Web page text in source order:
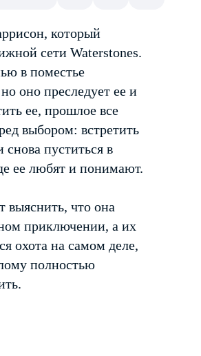
который
сети Waterstones.
в поместье
оно преследует ее и
ее, прошлое все
выбором: встретить
пуститься в
ее любят и понимают.
выяснить, что она
приключении, а их
охота на самом деле,
полностью